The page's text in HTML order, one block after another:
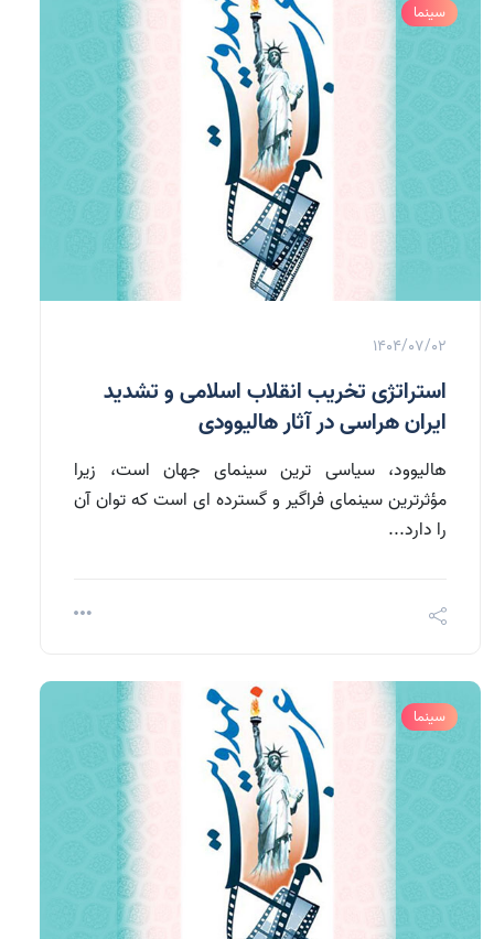
سینما
1404/07/02
استراتژی تخریب انقلاب اسلامی و تشدید
ایران هراسی در آثار هالیوودی
هالیوود، سیاسی ترین سینمای جهان است، زیرا
مؤثرترین سینمای فراگیر و گسترده ای است که توان آن
را دارد...
سینما